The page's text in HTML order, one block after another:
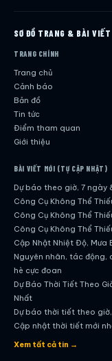
SƠ ĐỒ TRANG & BÀI VIẾT
TRANG CHÍNH
Trang chủ
Cảnh báo
Bản đồ
Tin tức
Điểm tham quan
Giới thiệu
BÀI VIẾT MỚI (TỰ CẬP NHẬT)
Dự báo theo giờ, 7
Công Cụ Không Thể
Công Cụ Không Thể
Công Cụ Không Thể
Cập Nhật Nhiệt Độ, Mưa
Nguyên nhân, tác
hè cực đoan
Dự Báo Thời Tiết Theo
Nhất
Dự báo thời tiết theo
Cập nhật thời tiết mới
Hướng dẫn đầy đủ về dự
Xem tất cả tin →